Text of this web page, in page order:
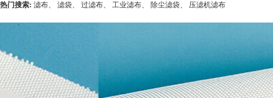
热门搜索: 滤布、 滤袋、 过滤布、 工业滤布、 除尘滤袋、 压滤机滤布